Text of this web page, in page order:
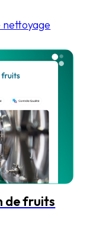
de fruits